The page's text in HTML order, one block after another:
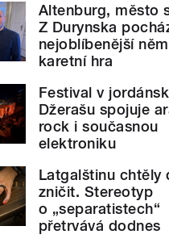
Altenburg, město
Z Durynska
nejoblíbenější
karetní hra
Festival v
Džerašu spojuje
rock i současnou
elektroniku
Latgalštinu chtěly
zničit. Stereotyp
o „separatistech“
přetrvává dodnes